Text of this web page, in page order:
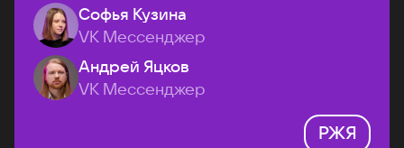
Софья Кузина
VK Мессенджер
Андрей Яцков
VK Мессенджер
РЖЯ